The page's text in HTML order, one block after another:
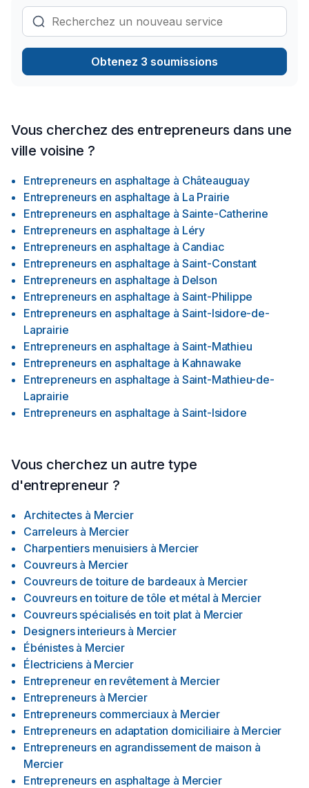
de crépi, de construction en pierre, de démolition, ou
d'autres services de maçonnerie spécialisés, nous sommes
là pour transformer votre vision en réalité.Faites confiance à
Étienne constriction INC. pour des solutions de maçonnerie
fiables, durables, et adaptées à vos besoins uniques. Nos
de sécurité nécessaires ainsi que les méthodes
recommandées par la CNESST. Notre entreprise est couverte
par une assurance accidents à jour. Pour vos travaux tels que
nécessitant des échelles ou des plateformes, nous sommes
les professionnels à contacter.
Obtenez 3 soumissions
Vous cherchez des entrepreneurs dans une
ville voisine ?
Entrepreneurs en asphaltage à Châteauguay
Entrepreneurs en asphaltage à La Prairie
Entrepreneurs en asphaltage à Sainte-Catherine
Entrepreneurs en asphaltage à Léry
Entrepreneurs en asphaltage à Candiac
Entrepreneurs en asphaltage à Saint-Constant
Entrepreneurs en asphaltage à Delson
Entrepreneurs en asphaltage à Saint-Philippe
Entrepreneurs en asphaltage à Saint-Isidore-de-
Laprairie
Entrepreneurs en asphaltage à Saint-Mathieu
Entrepreneurs en asphaltage à Kahnawake
Entrepreneurs en asphaltage à Saint-Mathieu-de-
Laprairie
Entrepreneurs en asphaltage à Saint-Isidore
Vous cherchez un autre type
d'entrepreneur ?
Architectes à Mercier
Carreleurs à Mercier
Charpentiers menuisiers à Mercier
Couvreurs à Mercier
Couvreurs de toiture de bardeaux à Mercier
Couvreurs en toiture de tôle et métal à Mercier
Couvreurs spécialisés en toit plat à Mercier
Designers interieurs à Mercier
Ébénistes à Mercier
Électriciens à Mercier
Entrepreneur en revêtement à Mercier
Entrepreneurs à Mercier
Entrepreneurs commerciaux à Mercier
Entrepreneurs en adaptation domiciliaire à Mercier
Entrepreneurs en agrandissement de maison à
Mercier
Entrepreneurs en asphaltage à Mercier